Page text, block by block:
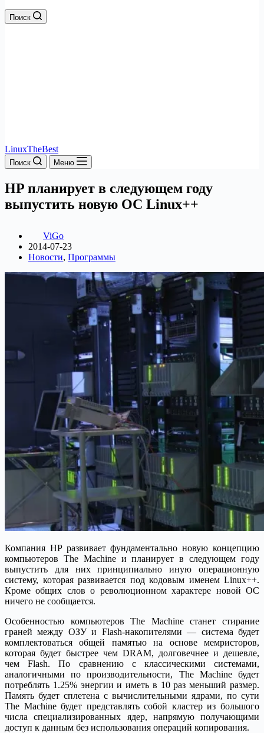
Поиск
LinuxTheBest
Поиск Меню
HP планирует в следующем году
выпустить новую ОС Linux++
ViGo
2014-07-23
Новости, Программы
Компания HP развивает фундаментально новую концепцию
компьютеров The Machine и планирует в следующем году
выпустить для них принципиально иную операционную
систему, которая развивается под кодовым именем Linux++.
Кроме общих слов о революционном характере новой ОС
ничего не сообщается.
Особенностью компьютеров The Machine станет стирание
граней между ОЗУ и Flash-накопителями — система будет
комплектоваться общей памятью на основе мемристоров,
которая будет быстрее чем DRAM, долговечнее и дешевле,
чем Flash. По сравнению с классическими системами,
аналогичными по производительности, The Machine будет
потреблять 1.25% энергии и иметь в 10 раз меньший размер.
Память будет сплетена с вычислительными ядрами, по сути
The Machine будет представлять собой кластер из большого
числа специализированных ядер, напрямую получающими
доступ к данным без использования операций копирования.